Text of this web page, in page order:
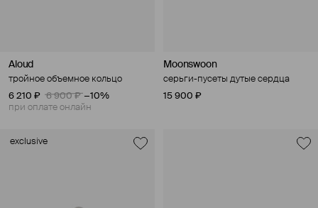
Aloud
тройное объемное кольцо
6 210 ₽
6 900 ₽ −10%
при оплате онлайн
Moonswoon
серьги-пусеты дутые сердца
15 900 ₽
exclusive